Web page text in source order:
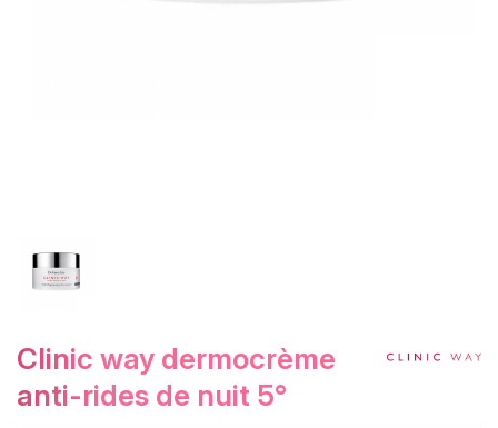
clinic way dermocrème
anti-rides de nuit 5°